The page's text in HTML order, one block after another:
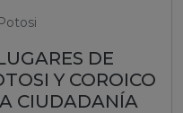
DE
Y COROICO
CIUDADANÍA